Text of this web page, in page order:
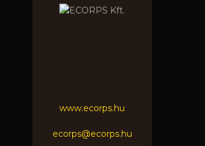
www.ecorps.hu
ecorps@ecorps.hu